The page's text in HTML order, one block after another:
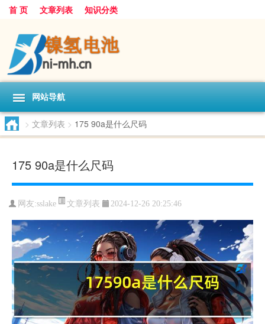
首 页 文章列表 知识分类
网站导航
> 文章列表 > 175 90a是什么尺码
175 90a是什么尺码
网友:sslake 文章列表 2024-12-26 20:25:46